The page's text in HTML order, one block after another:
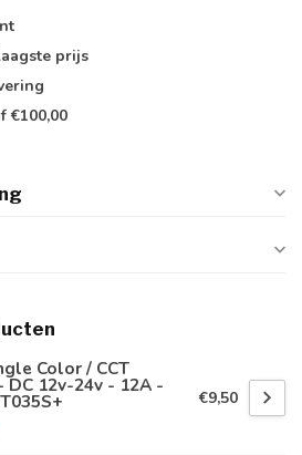
prijs
€100,00
Color / CCT
12v-24v - 12A -
€9,50